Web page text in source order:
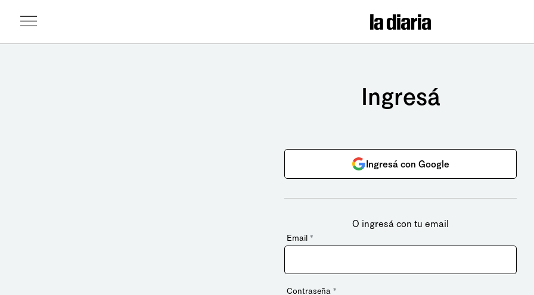
Ingresá
Ingresá con Google
O ingresá con tu email
Email *
Contraseña *